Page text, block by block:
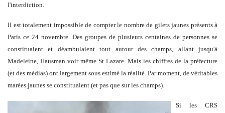
l'interdiction.
Il est totalement impossible de compter le nombre de gilets jaunes présents à
Paris ce 24 novembre. Des groupes de plusieurs centaines de personnes se
constituaient et déambulaient tout autour des champs, allant jusqu'à
Madeleine, Hausman voir même St Lazare. Mais les chiffres de la préfecture
(et des médias) ont largement sous estimé la réalité. Par moment, de véritables
marées jaunes se constituaient (et pas que sur les champs).
Si les CRS